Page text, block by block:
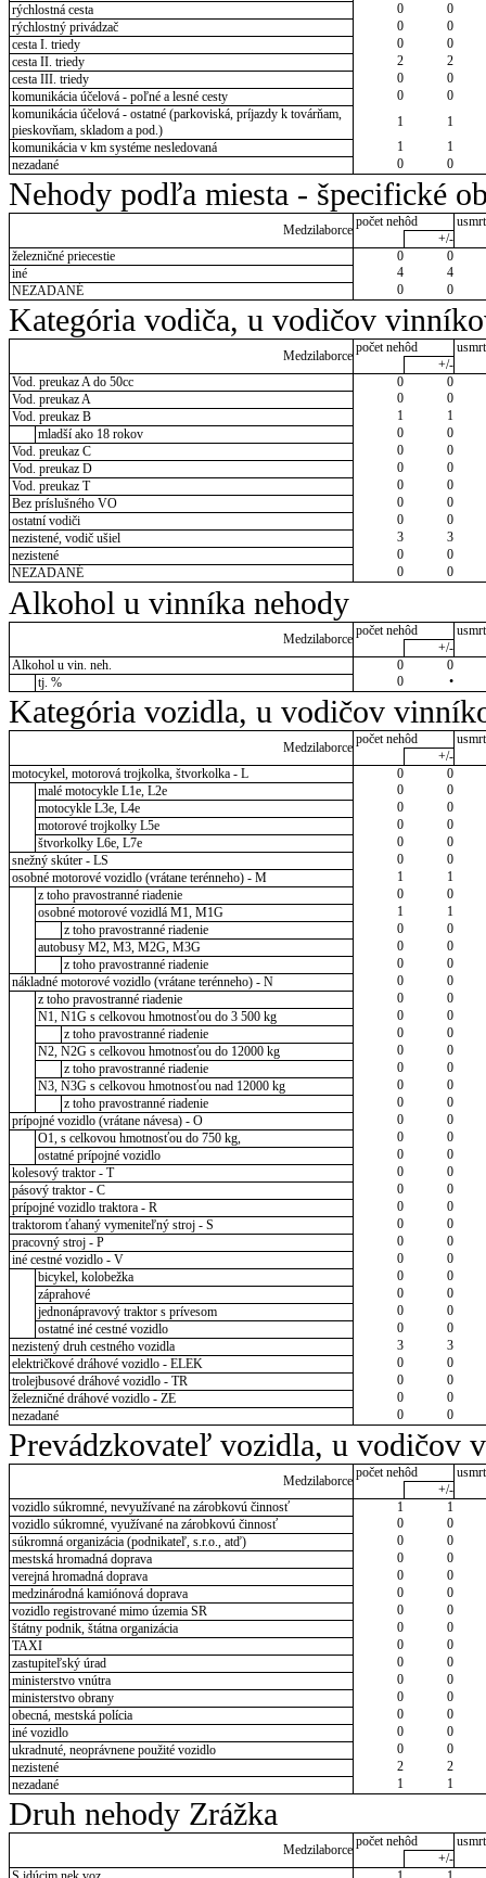
rýchlostná cesta
0
0
rýchlostný privádzač
0
0
cesta I. triedy
0
0
cesta II. triedy
2
2
cesta III. triedy
0
0
komunikácia účelová - poľné a lesné cesty
0
0
komunikácia účelová - ostatné (parkoviská, príjazdy k továrňam,
pieskovňam, skladom a pod.)
1
1
komunikácia v km systéme nesledovaná
1
1
nezadané
0 0
Nehody podľa miesta - špecifické
Medzilaborce
počet nehôd
+/-
železničné priecestie
0
0
iné
4
4
NEZADANÉ
0 0
Kategória vodiča, u vodičov
Medzilaborce
počet nehôd
+/-
Vod. preukaz A do 50cc
0
0
Vod. preukaz A
0
0
Vod. preukaz B
1
1
mladší ako 18 rokov
0
0
Vod. preukaz C
0
0
Vod. preukaz D
0
0
Vod. preukaz T
0
0
Bez príslušného VO
0
0
ostatní vodiči
0
0
nezistené, vodič ušiel
3
3
nezistené
0
0
NEZADANÉ
0 0
Alkohol u vinníka nehody
Medzilaborce
počet nehôd
+/-
Alkohol u vin. neh.
0
0
tj. %
0 •
Kategória vozidla, u vodičov
Medzilaborce
počet nehôd
+/-
motocykel, motorová trojkolka, štvorkolka - L
0
0
malé motocykle L1e, L2e
0
0
motocykle L3e, L4e
0
0
motorové trojkolky L5e
0
0
štvorkolky L6e, L7e
0
0
snežný skúter - LS
0
0
osobné motorové vozidlo (vrátane terénneho) - M
1
1
z toho pravostranné riadenie
0
0
osobné motorové vozidlá M1, M1G
1
1
z toho pravostranné riadenie
0
0
autobusy M2, M3, M2G, M3G
0
0
z toho pravostranné riadenie
0
0
nákladné motorové vozidlo (vrátane terénneho) - N
0
0
z toho pravostranné riadenie
0
0
N1, N1G s celkovou hmotnosťou do 3 500 kg
0
0
z toho pravostranné riadenie
0
0
N2, N2G s celkovou hmotnosťou do 12000 kg
0
0
z toho pravostranné riadenie
0
0
N3, N3G s celkovou hmotnosťou nad 12000 kg
0
0
z toho pravostranné riadenie
0
0
prípojné vozidlo (vrátane návesa) - O
0
0
O1, s celkovou hmotnosťou do 750 kg,
0
0
ostatné prípojné vozidlo
0
0
kolesový traktor - T
0
0
pásový traktor - C
0
0
prípojné vozidlo traktora - R
0
0
traktorom ťahaný vymeniteľný stroj - S
0
0
pracovný stroj - P
0
0
iné cestné vozidlo - V
0
0
bicykel, kolobežka
0
0
záprahové
0
0
jednonápravový traktor s prívesom
0
0
ostatné iné cestné vozidlo
0
0
nezistený druh cestného vozidla
3
3
električkové dráhové vozidlo - ELEK
0
0
trolejbusové dráhové vozidlo - TR
0
0
železničné dráhové vozidlo - ZE
0
0
nezadané
0 0
Prevádzkovateľ vozidla, u vodičov
Medzilaborce
počet nehôd
+/-
vozidlo súkromné, nevyužívané na zárobkovú činnosť
1
1
vozidlo súkromné, využívané na zárobkovú činnosť
0
0
súkromná organizácia (podnikateľ, s.r.o., atď)
0
0
mestská hromadná doprava
0
0
verejná hromadná doprava
0
0
medzinárodná kamiónová doprava
0
0
vozidlo registrované mimo územia SR
0
0
štátny podnik, štátna organizácia
0
0
TAXI
0
0
zastupiteľský úrad
0
0
ministerstvo vnútra
0
0
ministerstvo obrany
0
0
obecná, mestská polícia
0
0
iné vozidlo
0
0
ukradnuté, neoprávnene použité vozidlo
0
0
nezistené
2
2
nezadané
1 1
Druh nehody Zrážka
Medzilaborce
počet nehôd
+/-